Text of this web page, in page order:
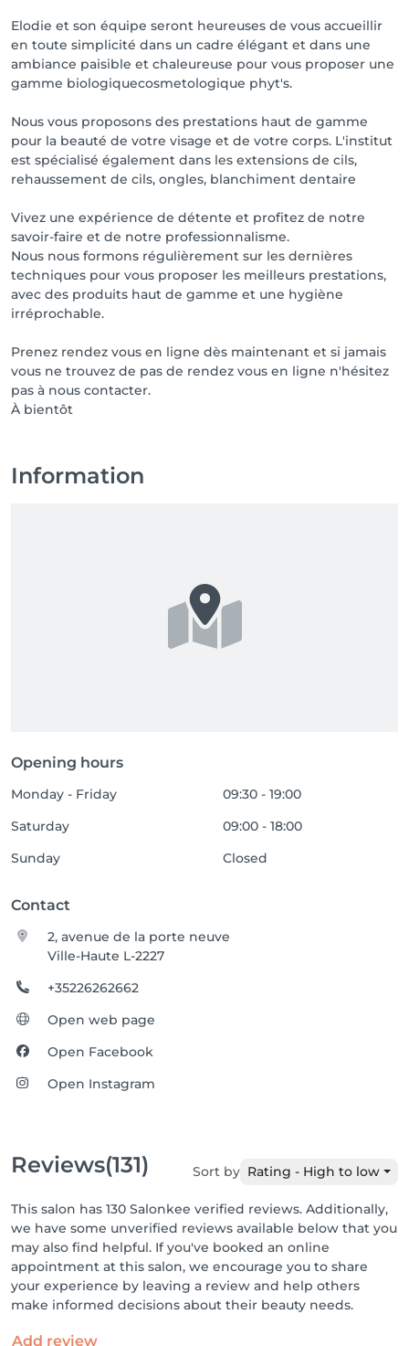
Elodie et son équipe seront heureuses de vous accueillir
en toute simplicité dans un cadre élégant et dans une
ambiance paisible et chaleureuse pour vous proposer une
gamme biologiquecosmetologique phyt's.
Nous vous proposons des prestations haut de gamme
pour la beauté de votre visage et de votre corps. L'institut
est spécialisé également dans les extensions de cils,
rehaussement de cils, ongles, blanchiment dentaire
Vivez une expérience de détente et profitez de notre
savoir-faire et de notre professionnalisme.
Nous nous formons régulièrement sur les dernières
techniques pour vous proposer les meilleurs prestations,
avec des produits haut de gamme et une hygiène
irréprochable.
Prenez rendez vous en ligne dès maintenant et si jamais
vous ne trouvez de pas de rendez vous en ligne n'hésitez
pas à nous contacter.
À bientôt
Information
Opening hours
Monday - Friday
09:30 - 19:00
Saturday
09:00 - 18:00
Sunday
Closed
Contact
2, avenue de la porte neuve
Ville-Haute L-2227
+35226262662
Open web page
Open Facebook
Open Instagram
Reviews(131) Sort by Rating - High to low
This salon has 130 Salonkee verified reviews. Additionally,
we have some unverified reviews available below that you
may also find helpful. If you've booked an online
appointment at this salon, we encourage you to share
your experience by leaving a review and help others
make informed decisions about their beauty needs.
Add review